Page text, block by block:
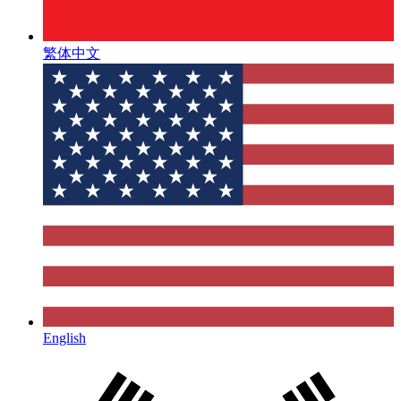
繁体中文
English